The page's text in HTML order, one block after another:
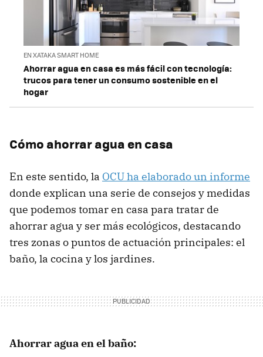
EN XATAKA SMART HOME
Ahorrar agua en casa es más fácil con tecnología:
trucos para tener un consumo sostenible en el
hogar
Cómo ahorrar agua en casa
En este sentido, la OCU ha elaborado un informe
donde explican una serie de consejos y medidas
que podemos tomar en casa para tratar de
ahorrar agua y ser más ecológicos, destacando
tres zonas o puntos de actuación principales: el
baño, la cocina y los jardines.
Ahorrar agua en el baño: